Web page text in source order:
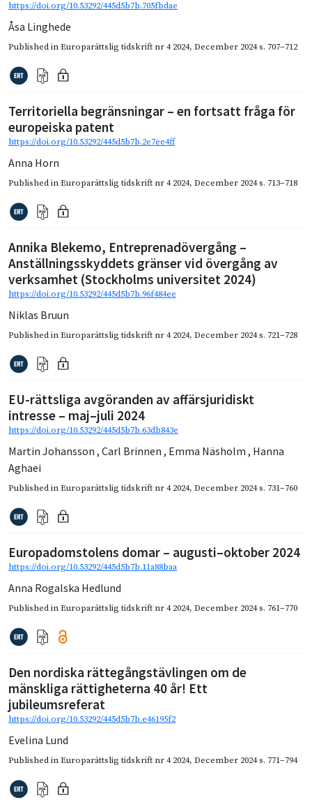
https://doi.org/10.53292/445d5b7b.705fbdae
Åsa Linghede
Published inEuroparättslig tidskrift nr 4 2024, December 2024s. 707–712
Territoriella begränsningar – en fortsatt fråga för
europeiska patent
https://doi.org/10.53292/445d5b7b.2e7ee4ff
Anna Horn
Published inEuroparättslig tidskrift nr 4 2024, December 2024s. 713–718
Annika Blekemo, Entreprenadövergång –
Anställningsskyddets gränser vid övergång av
verksamhet (Stockholms universitet 2024)
https://doi.org/10.53292/445d5b7b.96f484ee
Niklas Bruun
Published inEuroparättslig tidskrift nr 4 2024, December 2024s. 721–728
EU-rättsliga avgöranden av affärsjuridiskt
intresse – maj–juli 2024
https://doi.org/10.53292/445d5b7b.63db843e
Martin Johansson , Carl Brinnen , Emma Näsholm , Hanna
Aghaei
Published inEuroparättslig tidskrift nr 4 2024, December 2024s. 731–760
Europadomstolens domar – augusti–oktober 2024
https://doi.org/10.53292/445d5b7b.11a88baa
Anna Rogalska Hedlund
Published inEuroparättslig tidskrift nr 4 2024, December 2024s. 761–770
Den nordiska rättegångstävlingen om de
mänskliga rättigheterna 40 år! Ett
jubileumsreferat
https://doi.org/10.53292/445d5b7b.e46195f2
Evelina Lund
Published inEuroparättslig tidskrift nr 4 2024, December 2024s. 771–794